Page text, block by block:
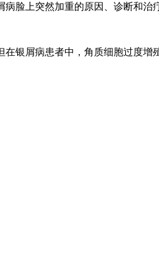
脸上突然加重的原因、诊断和治
银屑病患者中，角质细胞过度增